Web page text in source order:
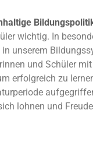
wichtig. In
unserem
und Schüler mit
erfolgreich zu
lohnen und Freude